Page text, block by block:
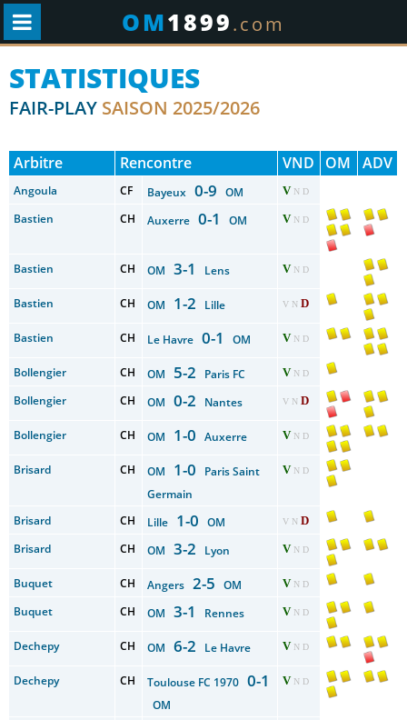
OM1899.com
STATISTIQUES
FAIR-PLAY SAISON 2025/2026
Arbitre Rencontre VND OM ADV
Angoula CF Bayeux 0-9 OM V N D
Bastien CH Auxerre 0-1 OM V N D
Bastien CH OM 3-1 Lens V N D
Bastien CH OM 1-2 Lille V N D
Bastien CH Le Havre 0-1 OM V N D
Bollengier CH OM 5-2 Paris FC V N D
Bollengier CH OM 0-2 Nantes V N D
Bollengier CH OM 1-0 Auxerre V N D
Brisard CH OM 1-0 Paris Saint
Germain
V N D
Brisard CH Lille 1-0 OM V N D
Brisard CH OM 3-2 Lyon V N D
Buquet CH Angers 2-5 OM V N D
Buquet CH OM 3-1 Rennes V N D
Dechepy CH OM 6-2 Le Havre V N D
Dechepy CH Toulouse FC 1970 0-1
OM
V N D